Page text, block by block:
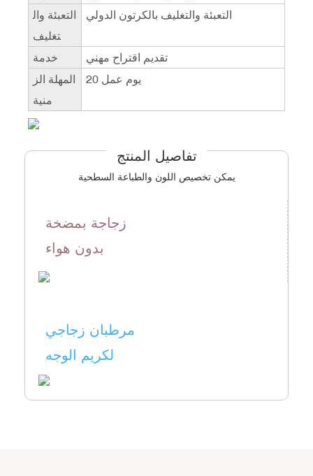
التعبئة وال
تغليف
التعبئة والتغليف بالكرتون الدولي
خدمة
تقديم اقتراح مهني
المهلة الز
منية
20 يوم عمل
تفاصيل المنتج
يمكن تخصيص اللون والطباعة السطحية
زجاجة بمضخة
بدون هواء
مرطبان زجاجي
لكريم الوجه